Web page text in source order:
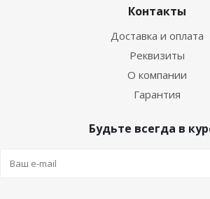
Контакты
Доставка и оплата
Реквизиты
О компании
Гарантия
Будьте всегда в